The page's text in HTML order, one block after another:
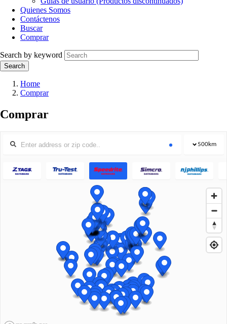
Quienes Somos
Contáctenos
Buscar
Comprar
Search by keyword
Home
Comprar
Comprar
500km